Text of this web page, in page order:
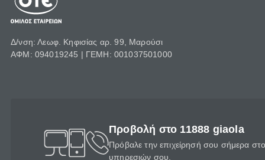
Δ/νση: Λεωφ. Κηφισίας αρ. 99, Μαρούσι
ΑΦΜ: 094019245 | ΓΕΜΗ: 001037501000
Προβολή στο 11888 giaola
Πρόβαλε την επιχείρησή σου σήμερα
υπηρεσιών σου.